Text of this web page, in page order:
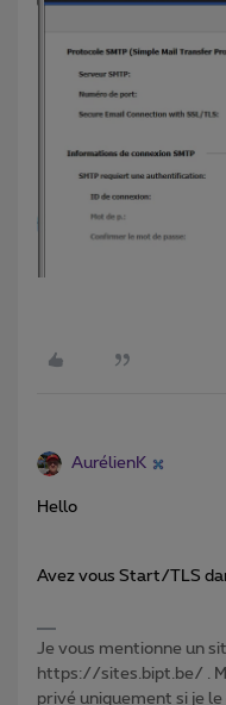
AurélienK
Hello
Avez vous Start/TLS
Je vous mentionne un
https://sites.bipt.be/ .
privé uniquement si je